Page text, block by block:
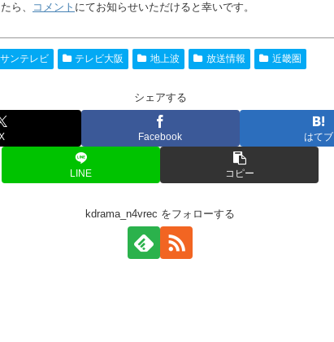
ら、 コメント にてお知らせいただけると幸いです。
サンテレビ テレビ大阪 地上波 放送情報 近畿圏
シェアする
Facebook はてブ
LINE コピー
kdrama_n4vrec をフォローする